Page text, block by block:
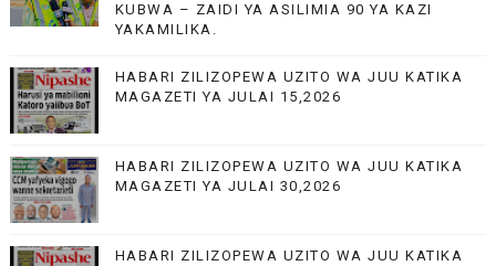
KUBWA – ZAIDI YA ASILIMIA 90 YA KAZI
YAKAMILIKA.
HABARI ZILIZOPEWA UZITO WA JUU KATIKA
MAGAZETI YA JULAI 15,2026
HABARI ZILIZOPEWA UZITO WA JUU KATIKA
MAGAZETI YA JULAI 30,2026
HABARI ZILIZOPEWA UZITO WA JUU KATIKA